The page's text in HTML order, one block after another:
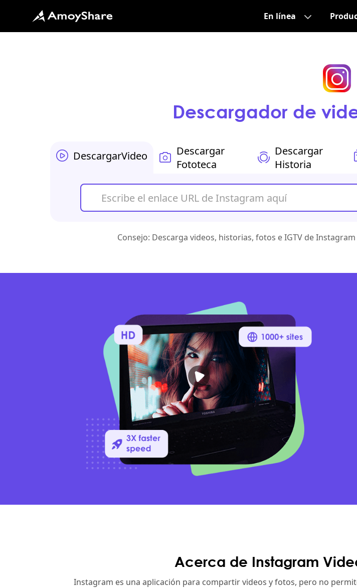
En línea
Descargador de
DescargarVideo
Descargar
Fototeca
Descargar
Historia
Consejo: Descarga videos, historias, fotos e IGTV de Instagram
Acerca de Instagram
Instagram es una aplicación para compartir videos y fotos, pero no